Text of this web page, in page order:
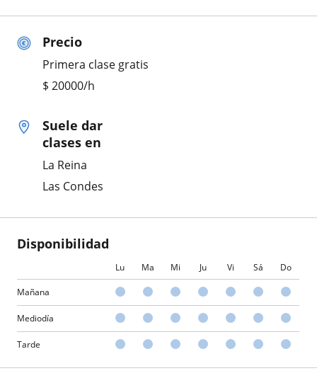
Precio
Primera clase gratis
$ 20000/h
Suele dar
clases en
La Reina
Las Condes
Disponibilidad
Lu Ma Mi Ju Vi Sá Do
Mañana
Mediodía
Tarde